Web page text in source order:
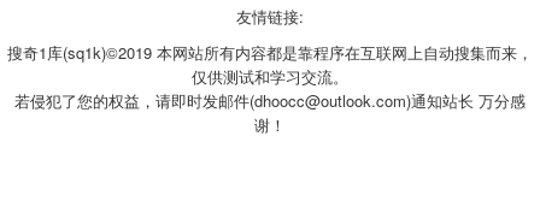
友情链接:
搜奇1库(sq1k)©2019 本网站所有内容都是靠程序在互联网上自动搜集而来，
仅供测试和学习交流。
若侵犯了您的权益，请即时发邮件(dhoocc@outlook.com)通知站长 万分感
谢！